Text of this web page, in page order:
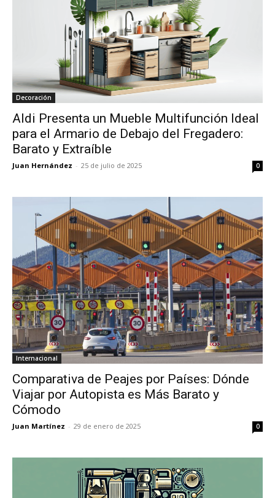
Decoración
Aldi Presenta un Mueble Multifunción Ideal
para el Armario de Debajo del Fregadero:
Barato y Extraíble
Juan Hernández - 25 de julio de 2025 0
Internacional
Comparativa de Peajes por Países: Dónde
Viajar por Autopista es Más Barato y
Cómodo
Juan Martínez - 29 de enero de 2025 0